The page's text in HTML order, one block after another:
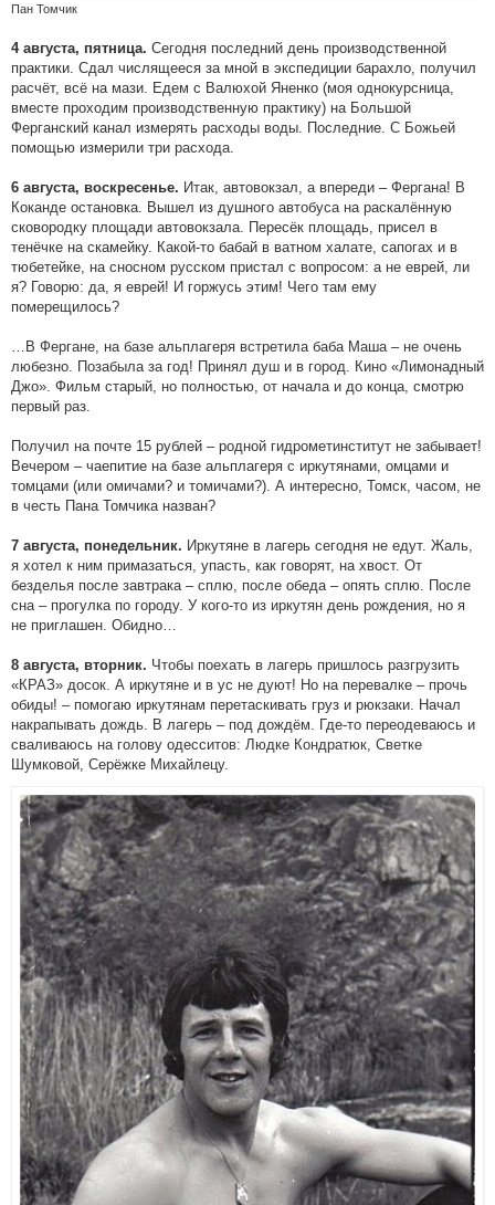
Пан Томчик
4 августа, пятница. Сегодня последний день производственной
практики. Сдал числящееся за мной в экспедиции барахло, получил
расчёт, всё на мази. Едем с Валюхой Яненко (моя однокурсница,
вместе проходим производственную практику) на Большой
Ферганский канал измерять расходы воды. Последние. С Божьей
помощью измерили три расхода.
6 августа, воскресенье. Итак, автовокзал, а впереди – Фергана! В
Коканде остановка. Вышел из душного автобуса на раскалённую
сковородку площади автовокзала. Пересёк площадь, присел в
тенёчке на скамейку. Какой-то бабай в ватном халате, сапогах и в
тюбетейке, на сносном русском пристал с вопросом: а не еврей, ли
я? Говорю: да, я еврей! И горжусь этим! Чего там ему
померещилось?
…В Фергане, на базе альплагеря встретила баба Маша – не очень
любезно. Позабыла за год! Принял душ и в город. Кино «Лимонадный
Джо». Фильм старый, но полностью, от начала и до конца, смотрю
первый раз.
Получил на почте 15 рублей – родной гидрометинститут не забывает!
Вечером – чаепитие на базе альплагеря с иркутянами, омцами и
томцами (или омичами? и томичами?). А интересно, Томск, часом, не
в честь Пана Томчика назван?
7 августа, понедельник. Иркутяне в лагерь сегодня не едут. Жаль,
я хотел к ним примазаться, упасть, как говорят, на хвост. От
безделья после завтрака – сплю, после обеда – опять сплю. После
сна – прогулка по городу. У кого-то из иркутян день рождения, но я
не приглашен. Обидно…
8 августа, вторник. Чтобы поехать в лагерь пришлось разгрузить
«КРАЗ» досок. А иркутяне и в ус не дуют! Но на перевалке – прочь
обиды! – помогаю иркутянам перетаскивать груз и рюкзаки. Начал
накрапывать дождь. В лагерь – под дождём. Где-то переодеваюсь и
сваливаюсь на голову одесситов: Людке Кондратюк, Светке
Шумковой, Серёжке Михайлецу.